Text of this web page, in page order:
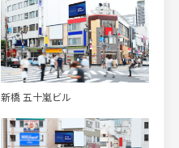
新橋 五十嵐ビル